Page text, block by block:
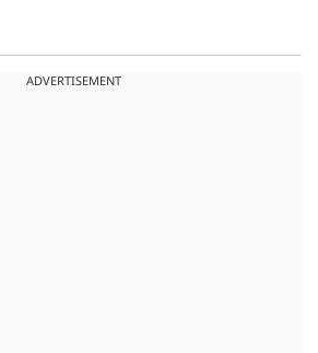
ADVERTISEMENT